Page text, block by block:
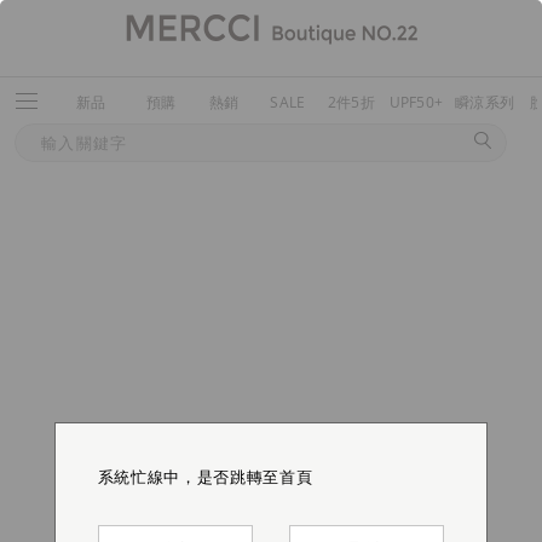
新品 預購 熱銷 SALE 2件5折 UPF50+ 瞬涼系列
系統忙線中，是否跳轉至首頁
系統忙線中，是否跳轉至首頁
系統忙線中，是否跳轉至首頁
系統忙線中，是否跳轉至首頁
系統忙線中，是否跳轉至首頁